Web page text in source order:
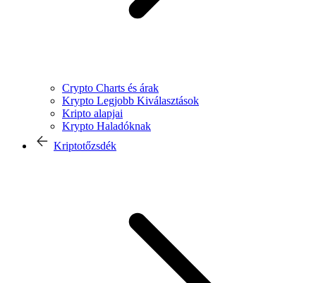
Crypto Charts és árak
Krypto Legjobb Kiválasztások
Kripto alapjai
Krypto Haladóknak
Kriptotőzsdék